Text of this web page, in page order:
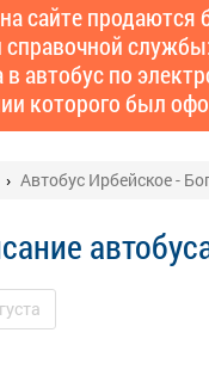
сайте продаются
справочной
в автобус по
которого был
Автобус Ирбейское -